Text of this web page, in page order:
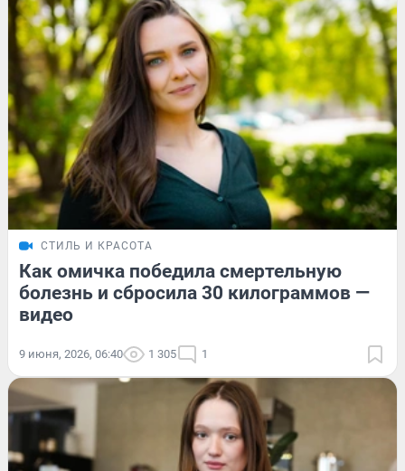
СТИЛЬ И КРАСОТА
Как омичка победила смертельную
болезнь и сбросила 30 килограммов —
видео
9 июня, 2026, 06:40 1 305 1